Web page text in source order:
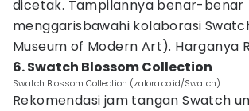
dicetak. Tampilannya benar-benar
menggarisbawahi kolaborasi
Museum of Modern Art). Harganya
6. Swatch Blossom Collection
Swatch Blossom Collection (zalora.co.id/Swatch)
Rekomendasi jam tangan Swatch